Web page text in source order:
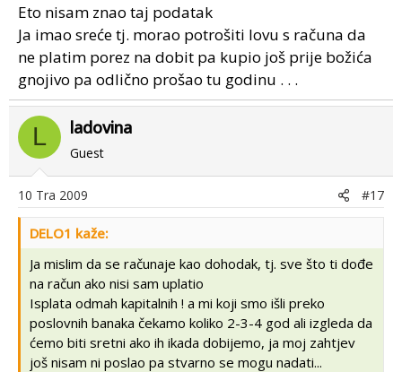
Eto nisam znao taj podatak
Ja imao sreće tj. morao potrošiti lovu s računa da
ne platim porez na dobit pa kupio još prije božića
gnojivo pa odlično prošao tu godinu . . .
L ladovina
Guest
10 Tra 2009 #17
DELO1 kaže:
Ja mislim da se računaje kao dohodak, tj. sve što ti dođe
na račun ako nisi sam uplatio
Isplata odmah kapitalnih ! a mi koji smo išli preko
poslovnih banaka čekamo koliko 2-3-4 god ali izgleda da
ćemo biti sretni ako ih ikada dobijemo, ja moj zahtjev
još nisam ni poslao pa stvarno se mogu nadati...